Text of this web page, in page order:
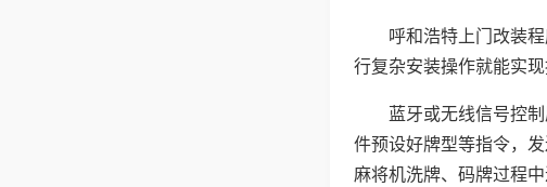
呼和浩特上门改装
行复杂安装操作就能实
蓝牙或无线信号控
件预设好牌型等指令，
麻将机洗牌、码牌过程